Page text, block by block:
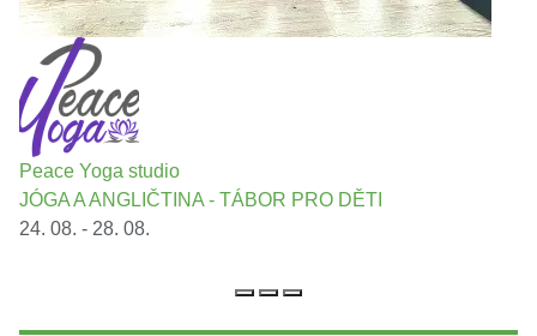
Peace Yoga studio
JÓGA A ANGLIČTINA - TÁBOR PRO DĚTI
24. 08. - 28. 08.